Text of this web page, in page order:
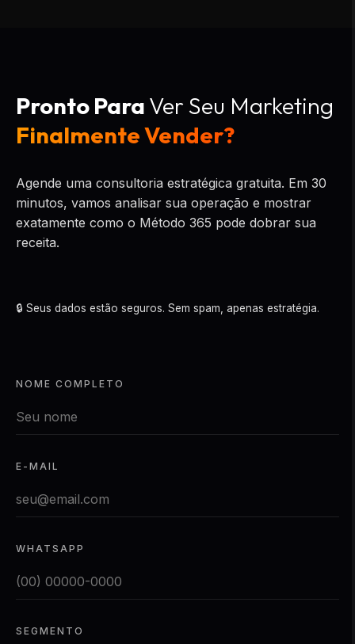
Pronto ParaVer Seu Marketing
Finalmente Vender?
Agende uma consultoria estratégica gratuita. Em 30
minutos, vamos analisar sua operação e mostrar
exatamente como o Método 365 pode dobrar sua
receita.
🔒 Seus dados estão seguros. Sem spam, apenas estratégia.
NOME COMPLETO
E-MAIL
WHATSAPP
SEGMENTO